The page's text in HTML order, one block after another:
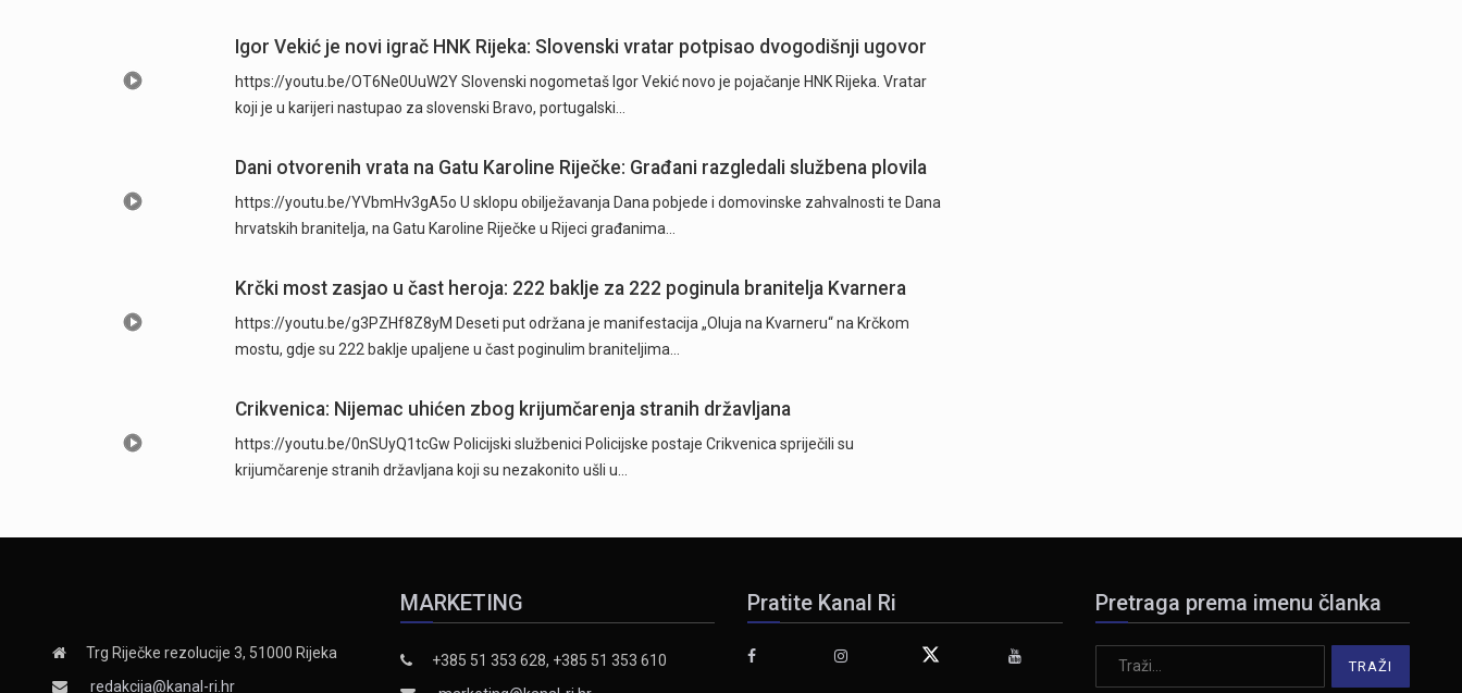
Igor Vekić je novi igrač HNK Rijeka: Slovenski vratar potpisao dvogodišnji ugovor
https://youtu.be/OT6Ne0UuW2Y Slovenski nogometaš Igor Vekić novo je pojačanje HNK Rijeka. Vratar
koji je u karijeri nastupao za slovenski Bravo, portugalski…
Dani otvorenih vrata na Gatu Karoline Riječke: Građani razgledali službena plovila
https://youtu.be/YVbmHv3gA5o U sklopu obilježavanja Dana pobjede i domovinske zahvalnosti te Dana
hrvatskih branitelja, na Gatu Karoline Riječke u Rijeci građanima…
Krčki most zasjao u čast heroja: 222 baklje za 222 poginula branitelja Kvarnera
https://youtu.be/g3PZHf8Z8yM Deseti put održana je manifestacija „Oluja na Kvarneru“ na Krčkom
mostu, gdje su 222 baklje upaljene u čast poginulim braniteljima…
Crikvenica: Nijemac uhićen zbog krijumčarenja stranih državljana
https://youtu.be/0nSUyQ1tcGw Policijski službenici Policijske postaje Crikvenica spriječili su
krijumčarenje stranih državljana koji su nezakonito ušli u…
Trg Riječke rezolucije 3, 51000 Rijeka
redakcija@kanal-ri.hr
MARKETING
+385 51 353 628, +385 51 353 610
Pratite Kanal Ri Pretraga prema imenu članka